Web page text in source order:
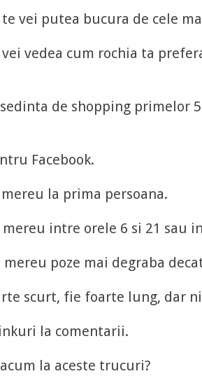
putea bucura de cele
vedea cum rochia ta
de shopping primelor
Facebook.
la prima persoana.
intre orele 6 si 21 sau
poze mai degraba
fie foarte lung, dar
la comentarii.
la aceste trucuri?